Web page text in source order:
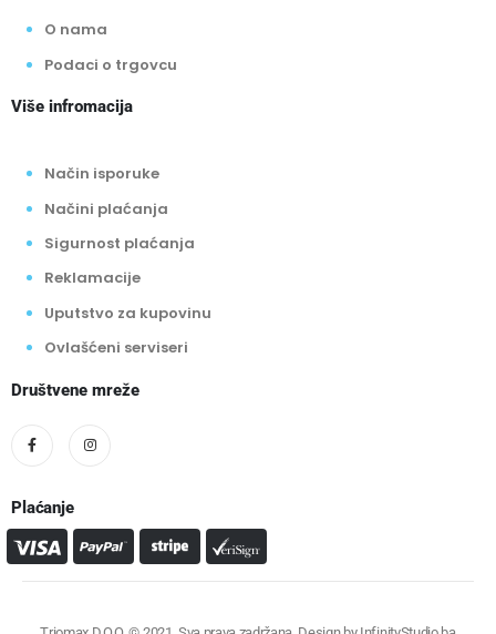
O nama
Podaci o trgovcu
Više infromacija
Način isporuke
Načini plaćanja
Sigurnost plaćanja
Reklamacije
Uputstvo za kupovinu
Ovlašćeni serviseri
Društvene mreže
Plaćanje